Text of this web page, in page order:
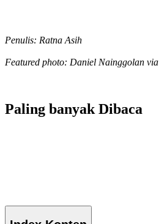
Penulis: Ratna Asih
Featured photo: Daniel Nainggolan via
Paling banyak Dibaca